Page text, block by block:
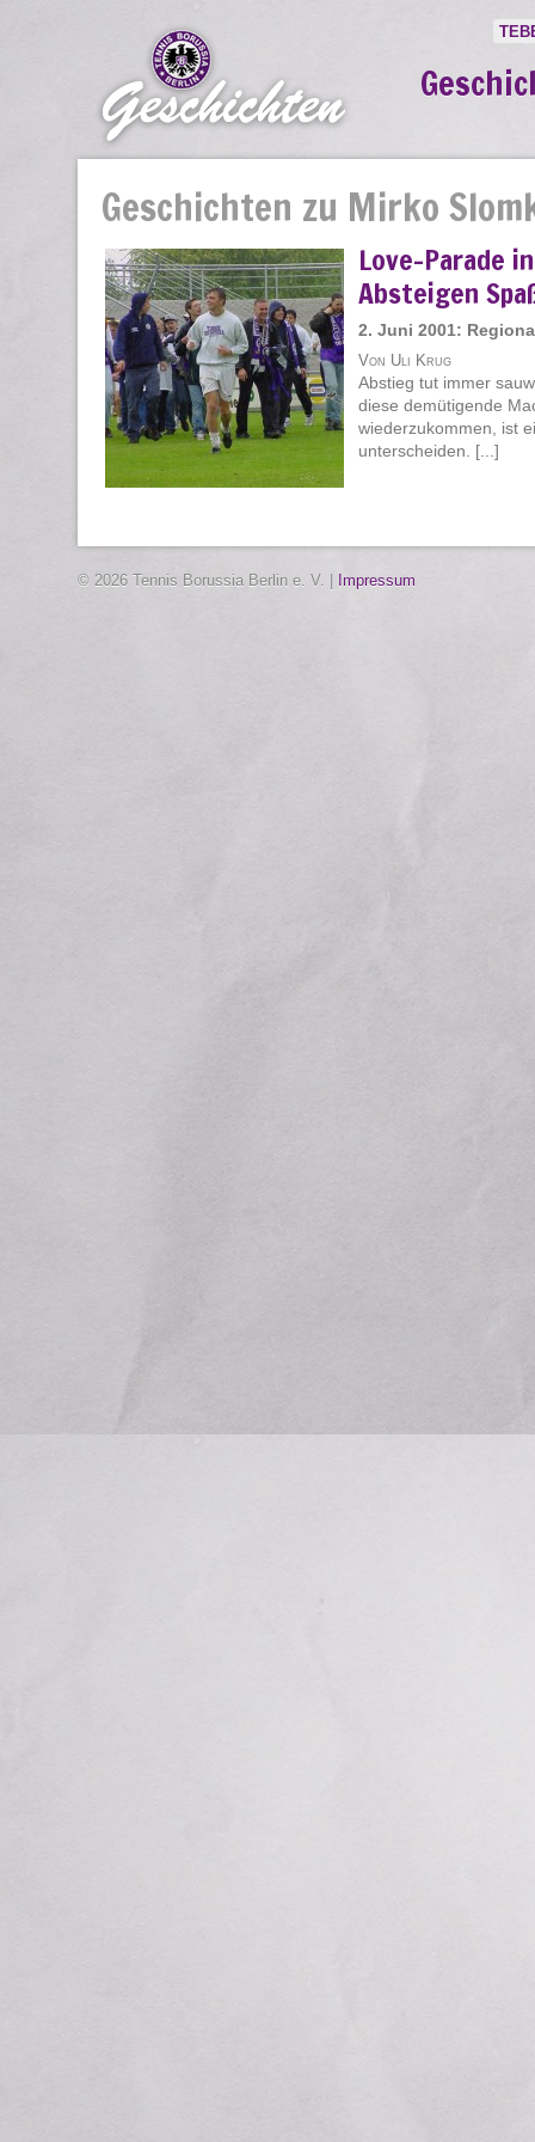
Geschichten zu Mirko
Love-Parade
Absteigen
2. Juni 2001:
Von Uli Krug
Abstieg tut immer
diese demütigende
wiederzukommen, ist
unterscheiden. [...]
© 2026 Tennis Borussia Berlin e. V. | Impressum